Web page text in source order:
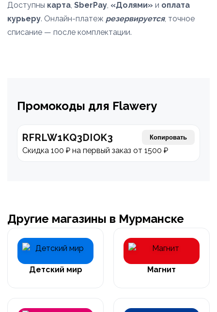
Доступны карта, SberPay, «Долями» и оплата
курьеру. Онлайн-платеж резервируется, точное
списание — после комплектации.
Промокоды для Flawery
RFRLW1KQ3DIOK3 Копировать
Скидка 100 ₽ на первый заказ от 1500 ₽
Другие магазины в Мурманске
Детский мир Магнит